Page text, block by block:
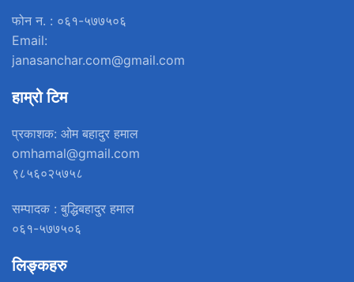
फोन न. : ०६१-५७७५०६
Email:
janasanchar.com@gmail.com
हाम्रो टिम
प्रकाशक: ओम बहादुर हमाल
omhamal@gmail.com
९८५६०२५७५८
सम्पादक : बुद्धिबहादुर हमाल
०६१-५७७५०६
लिङ्कहरु